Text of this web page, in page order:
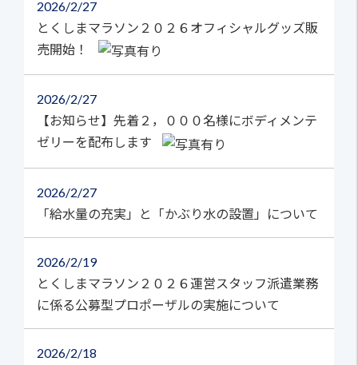
2026 2/27
とくしまマラソン２０２６オフィシャルグッズ販
売開始！
2026 2/27
【お知らせ】先着２，０００名様にボディメンテ
ゼリーを配布します
2026 2/27
「給水量の充実」と「かぶり水の設置」について
2026 2/19
とくしまマラソン２０２６運営スタッフ派遣業務
に係る公募型プロポーザルの実施について
2026 2/18